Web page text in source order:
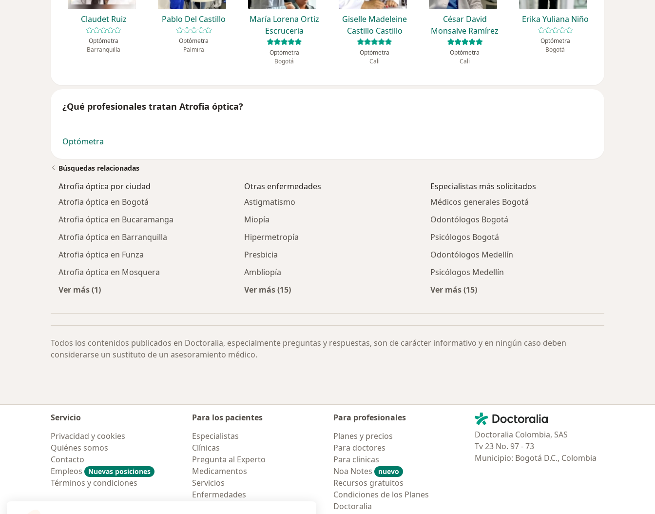
Claudet Ruiz
Optómetra
Barranquilla
Pablo Del Castillo
Optómetra
Palmira
María Lorena Ortiz
Escruceria
Optómetra
Bogotá
Giselle Madeleine
Castillo Castillo
Optómetra
Cali
César David
Monsalve Ramírez
Optómetra
Cali
Erika Yuliana Niño
Optómetra
Bogotá
¿Qué profesionales tratan Atrofia óptica?
Optómetra
Búsquedas relacionadas
Atrofia óptica por ciudad
Atrofia óptica en Bogotá
Atrofia óptica en Bucaramanga
Atrofia óptica en Barranquilla
Atrofia óptica en Funza
Atrofia óptica en Mosquera
Ver más (1)
Otras enfermedades
Astigmatismo
Miopía
Hipermetropía
Presbicia
Ambliopía
Ver más (15)
Especialistas más solicitados
Médicos generales Bogotá
Odontólogos Bogotá
Psicólogos Bogotá
Odontólogos Medellín
Psicólogos Medellín
Ver más (15)
Todos los contenidos publicados en Doctoralia, especialmente preguntas y respuestas, son de carácter informativo y en ningún caso deben
considerarse un sustituto de un asesoramiento médico.
Servicio
Privacidad y cookies
Quiénes somos
Contacto
Empleos
Nuevas posiciones
Términos y condiciones
Para los pacientes
Especialistas
Clínicas
Pregunta al Experto
Medicamentos
Servicios
Enfermedades
Para profesionales
Planes y precios
Para doctores
Para clinicas
Noa Notes
nuevo
Recursos gratuitos
Condiciones de los Planes
Doctoralia
Contacto
Doctoralia - Página de inicio
Doctoralia Colombia, SAS
Tv 23 No. 97 - 73
Municipio: Bogotá D.C., Colombia